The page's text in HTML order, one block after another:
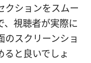
クションをスムー
、視聴者が実際に
のスクリーンショ
ると良いでしょ